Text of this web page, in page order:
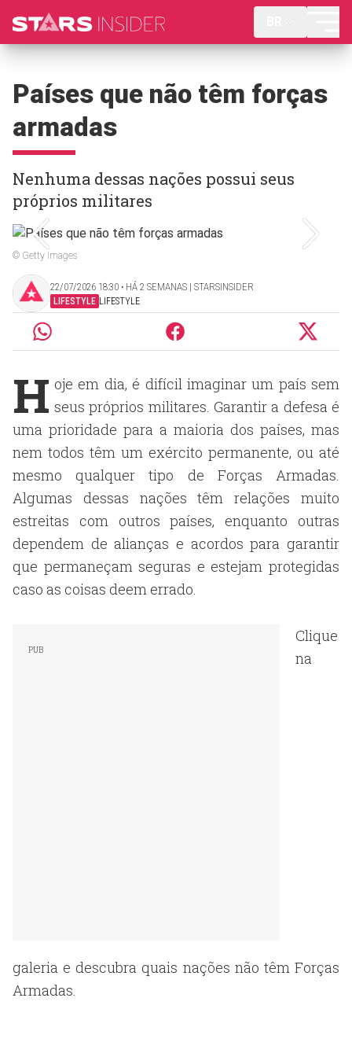
Países que não têm forças
armadas
Nenhuma dessas nações possui seus
próprios militares
© Getty Images
22/07/2026 18:30 ‧ HÁ 2 SEMANAS | STARSINSIDER
LIFESTYLE LIFESTYLE
H oje em dia, é difícil imaginar um país sem
seus próprios militares. Garantir a defesa é
uma prioridade para a maioria dos países, mas
nem todos têm um exército permanente, ou até
mesmo qualquer tipo de Forças Armadas.
Algumas dessas nações têm relações muito
estreitas com outros países, enquanto outras
dependem de alianças e acordos para garantir
que permaneçam seguras e estejam protegidas
caso as coisas deem errado.
Clique
na
galeria e descubra quais nações não têm Forças
Armadas.